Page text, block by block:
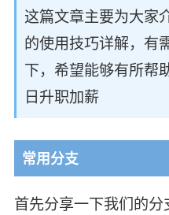
这篇文章主要为大家
的使用技巧详解，有
下，希望能够有所帮
日升职加薪
常用分支
首先分享一下我们的